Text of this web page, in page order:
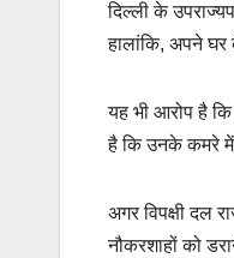
दिल्ली के
हालांकि, अपने घर
यह भी आरोप है
है कि उनके कमरे में
अगर विपक्षी दल
नौकरशाहों को